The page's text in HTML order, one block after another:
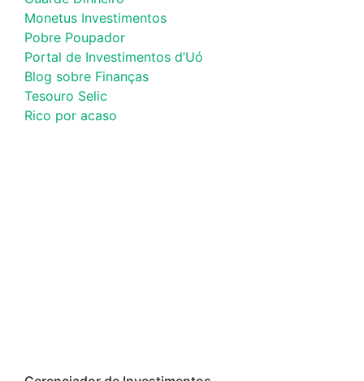
Monetus Investimentos
Pobre Poupador
Portal de Investimentos d’Uó
Blog sobre Finanças
Tesouro Selic
Rico por acaso